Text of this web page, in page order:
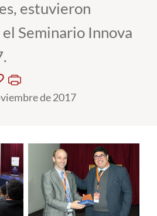
estuvieron
Seminario Innova
de 2017